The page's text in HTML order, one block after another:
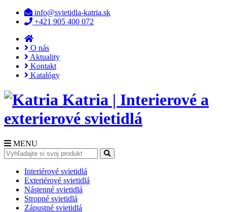
info@svietidla-katria.sk
+421 905 400 072
O nás
Aktuality
Kontakt
Katalógy
Katria | Interierové a
exterierové svietidlá
MENU
Interiérové svietidlá
Exteriérové svietidlá
Nástenné svietidlá
Stropné svietidlá
Zápustné svietidlá